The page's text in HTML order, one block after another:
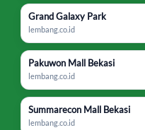
Grand Galaxy Park
lembang.co.id
Pakuwon Mall Bekasi
lembang.co.id
Summarecon Mall Bekasi
lembang.co.id